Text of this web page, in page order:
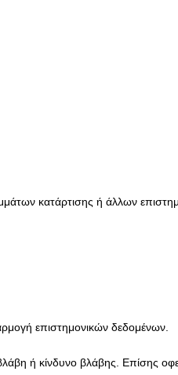
κατάρτισης ή άλλων
επιστημονικών δεδομένων.
ή κίνδυνο βλάβης. Επίσης